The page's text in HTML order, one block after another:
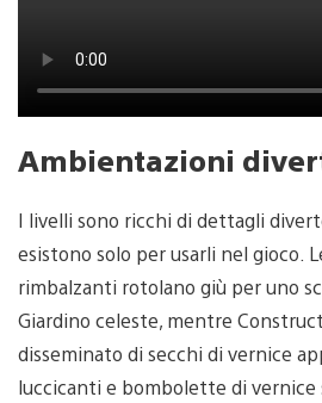
Ambientazioni
I livelli sono ricchi di dettagli
esistono solo per usarli nel gioco.
rimbalzanti rotolano giù per uno
Giardino celeste, mentre
disseminato di secchi di vernice
luccicanti e bombolette di vernice